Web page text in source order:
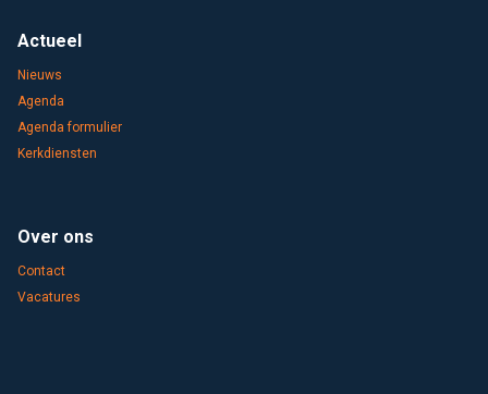
Actueel
Nieuws
Agenda
Agenda formulier
Kerkdiensten
Over ons
Contact
Vacatures